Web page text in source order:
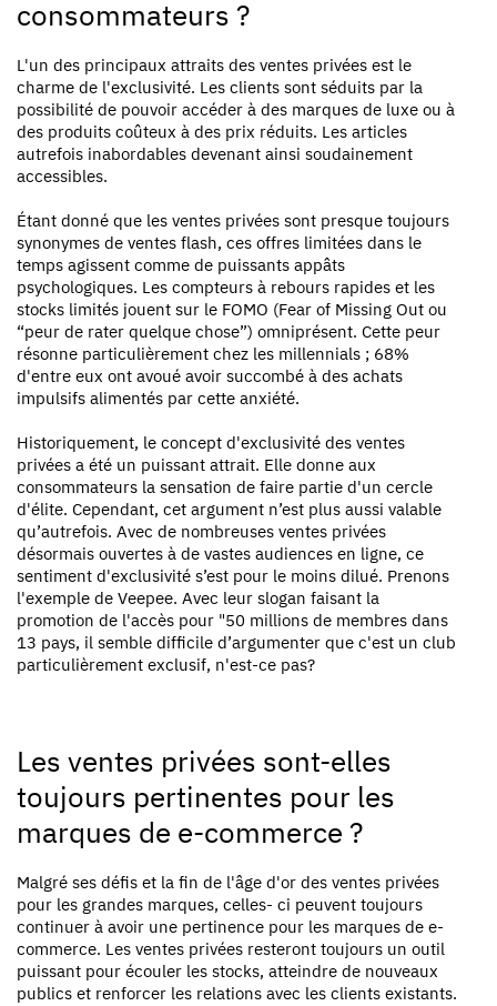
consommateurs ?
L'un des principaux attraits des ventes privées est le
charme de l'exclusivité. Les clients sont séduits par la
possibilité de pouvoir accéder à des marques de luxe ou à
des produits coûteux à des prix réduits. Les articles
autrefois inabordables devenant ainsi soudainement
accessibles.
Étant donné que les ventes privées sont presque toujours
synonymes de ventes flash, ces offres limitées dans le
temps agissent comme de puissants appâts
psychologiques. Les compteurs à rebours rapides et les
stocks limités jouent sur le FOMO (Fear of Missing Out ou
“peur de rater quelque chose”) omniprésent. Cette peur
résonne particulièrement chez les millennials ; 68%
d'entre eux ont avoué avoir succombé à des achats
impulsifs alimentés par cette anxiété.
Historiquement, le concept d'exclusivité des ventes
privées a été un puissant attrait. Elle donne aux
consommateurs la sensation de faire partie d'un cercle
d'élite. Cependant, cet argument n’est plus aussi valable
qu’autrefois. Avec de nombreuses ventes privées
désormais ouvertes à de vastes audiences en ligne, ce
sentiment d'exclusivité s’est pour le moins dilué. Prenons
l'exemple de Veepee. Avec leur slogan faisant la
promotion de l'accès pour "50 millions de membres dans
13 pays, il semble difficile d’argumenter que c'est un club
particulièrement exclusif, n'est-ce pas?
Les ventes privées sont-elles
toujours pertinentes pour les
marques de e-commerce ?
Malgré ses défis et la fin de l'âge d'or des ventes privées
pour les grandes marques, celles- ci peuvent toujours
continuer à avoir une pertinence pour les marques de e-
commerce. Les ventes privées resteront toujours un outil
puissant pour écouler les stocks, atteindre de nouveaux
publics et renforcer les relations avec les clients existants.